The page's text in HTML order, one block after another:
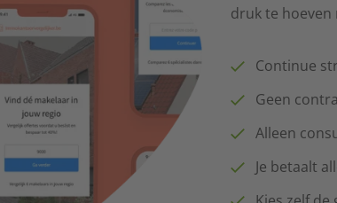
druk te hoeven
Continue
Geen
Alleen
Je betaalt